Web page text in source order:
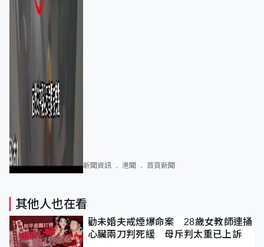
新聞資訊 港聞 首頁新聞
其他人也在看
勸未婚夫戒煙爆命案 28歲女教師連捅
心臟兩刀判死緩 母斥判太重已上訴